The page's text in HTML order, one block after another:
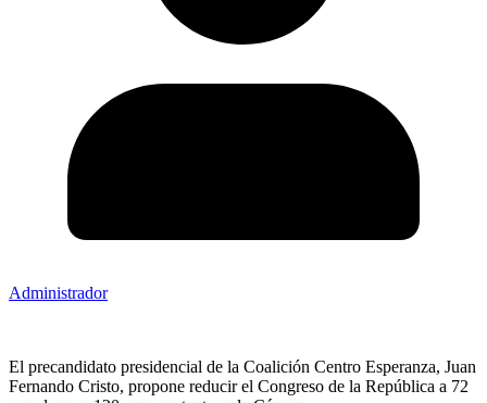
Administrador
El precandidato presidencial de la Coalición Centro Esperanza, Juan
Fernando Cristo, propone reducir el Congreso de la República a 72